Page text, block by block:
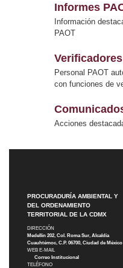
Informes
Información
PAOT
Personal PAOT
con funciones de
Acciones
PROCURADURÍA AMBIENTAL Y
DEL ORDENAMIENTO
TERRITORIAL DE LA CDMX
DIRECCIÓN
Medellín 202, Col. Roma Sur, Alcaldía
Cuauhtémoc, C.P. 06700, Ciudad de México
WEB E-MAIL
Correo Institucional
TELÉFONO